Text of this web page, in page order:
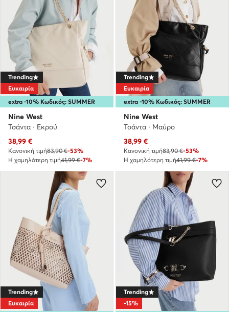
extra -10% Κωδικός: SUMMER
Trending
Ευκαιρία
Nine West
Τσάντα · Εκρού
Τρέχουσα τιμή
38,99 €
Κανονική τιμή83,90 €-53%
Η χαμηλότερη τιμή41,99 €-7%
extra -10% Κωδικός: SUMMER
Trending
Ευκαιρία
Nine West
Τσάντα · Μαύρο
Τρέχουσα τιμή
38,99 €
Κανονική τιμή83,90 €-53%
Η χαμηλότερη τιμή41,99 €-7%
Trending
Ευκαιρία
Trending
-15%